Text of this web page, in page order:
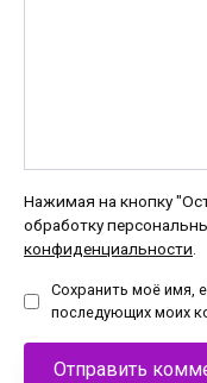
Нажимая на кнопку
обработку
конфиденциальности.
Сохранить моё имя,
последующих моих